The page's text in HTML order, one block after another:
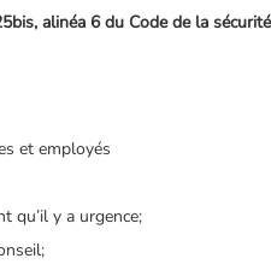
, alinéa 6 du Code de la
et employés
qu’il y a urgence;